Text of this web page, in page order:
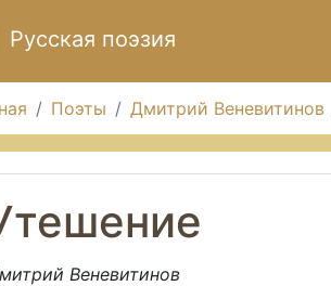
Русская поэзия
Поэты Дмитрий Веневитинов
Веневитинов